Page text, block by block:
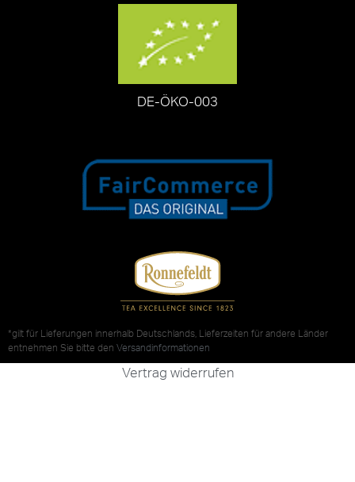
DE-ÖKO-003
*gilt für Lieferungen innerhalb Deutschlands, Lieferzeiten für andere Länder
entnehmen Sie bitte den Versandinformationen
Vertrag widerrufen